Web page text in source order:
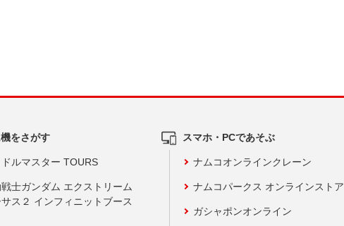
をさがす
ルマスター TOURS
士ガンダム エクストリーム
ス２ インフィニットブース
スマホ・PCであそぶ
ナムコオンラインクレーン
ナムコパークス オンラインストア
ガシャポンオンライン